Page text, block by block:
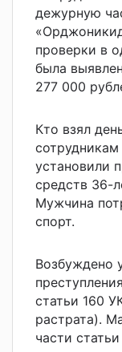
дежурную
проверки в
была
277 000
Кто взял
установили
средств 36-
Мужчина
спорт.
Возбуждено
статьи 160
растрата).
части